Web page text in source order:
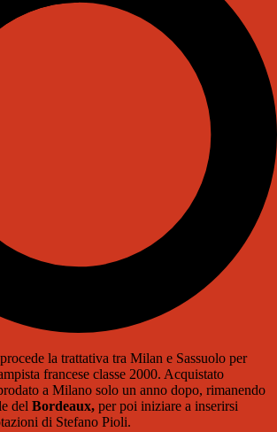
la trattativa tra Milan e Sassuolo per
francese classe 2000. Acquistato
a Milano solo un anno dopo, rimanendo
del Bordeaux, per poi iniziare a inserirsi
di Stefano Pioli.